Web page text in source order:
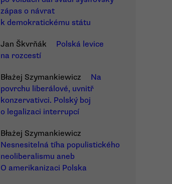
zápas o návrat
k demokratickému státu
Jan Škvrňák
Polská levice
na rozcestí
Błażej Szymankiewicz
Na
povrchu liberálové, uvnitř
konzervativci. Polský boj
o legalizaci interrupcí
Błażej Szymankiewicz
Nesnesitelná tíha populistického
neoliberalismu aneb
O amerikanizaci Polska